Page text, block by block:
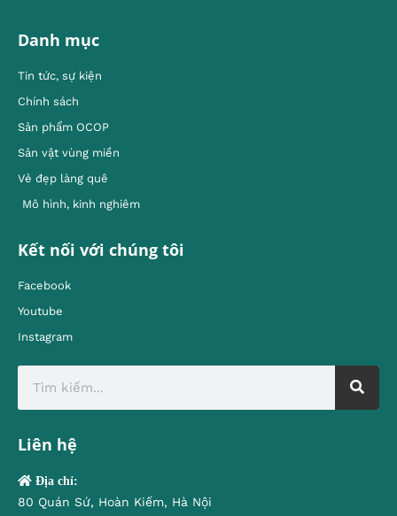
Danh mục
Tin tức, sự kiện
Chính sách
Sản phẩm OCOP
Sản vật vùng miền
Vẻ đẹp làng quê
Mô hình, kinh nghiêm
Kết nối với chúng tôi
Facebook
Youtube
Instagram
Liên hệ
Địa chỉ:
80 Quán Sứ, Hoàn Kiếm, Hà Nội